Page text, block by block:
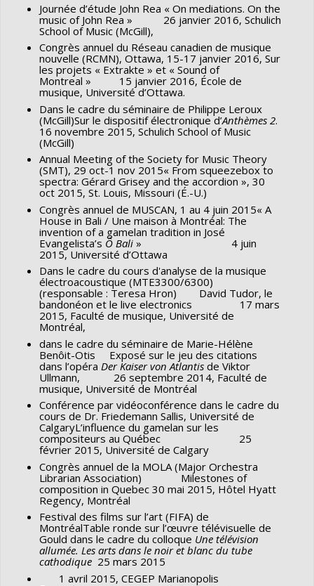
Journée d’étude John Rea « On mediations. On the
music of John Rea » 26 janvier 2016, Schulich
School of Music (McGill),
Congrès annuel du Réseau canadien de musique
nouvelle (RCMN), Ottawa, 15-17 janvier 2016, Sur
les projets « Extrakte » et « Sound of
Montreal » 15 janvier 2016, École de
musique, Université d’Ottawa.
Dans le cadre du séminaire de Philippe Leroux
(McGill)Sur le dispositif électronique d’Anthèmes 2.
16 novembre 2015, Schulich School of Music
(McGill)
Annual Meeting of the Society for Music Theory
(SMT), 29 oct-1 nov 2015« From squeezebox to
spectra: Gérard Grisey and the accordion », 30
oct 2015, St. Louis, Missouri (É.-U.)
Congrès annuel de MUSCAN, 1 au 4 juin 2015« A
House in Bali / Une maison à Montréal: The
invention of a gamelan tradition in José
Evangelista’s Ô Bali » 4 juin
2015, Université d’Ottawa
Dans le cadre du cours d'analyse de la musique
électroacoustique (MTE3300/6300)
(responsable : Teresa Hron) David Tudor, le
bandonéon et le live electronics 17 mars
2015, Faculté de musique, Université de
Montréal,
dans le cadre du séminaire de Marie-Hélène
Benôit-Otis Exposé sur le jeu des citations
dans l’opéra Der Kaiser von Atlantis de Viktor
Ullmann, 26 septembre 2014, Faculté de
musique, Université de Montréal
Conférence par vidéoconférence dans le cadre du
cours de Dr. Friedemann Sallis, Université de
CalgaryL’influence du gamelan sur les
compositeurs au Québec 25
février 2015, Université de Calgary
Congrès annuel de la MOLA (Major Orchestra
Librarian Association) Milestones of
composition in Quebec 30 mai 2015, Hôtel Hyatt
Regency, Montréal
Festival des films sur l’art (FIFA) de
MontréalTable ronde sur l’œuvre télévisuelle de
Gould dans le cadre du colloque Une télévision
allumée. Les arts dans le noir et blanc du tube
cathodique 25 mars 2015
1 avril 2015, CEGEP Marianopolis